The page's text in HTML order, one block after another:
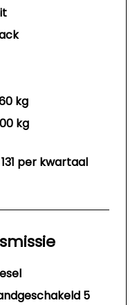
kg
kg
per kwartaal
5